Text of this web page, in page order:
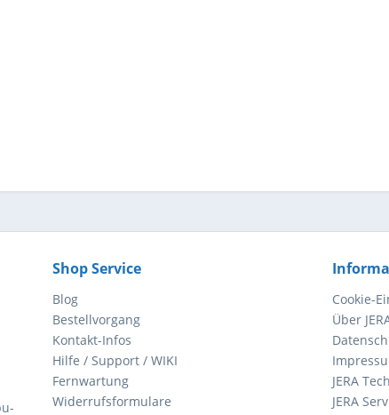
Shop Service
Blog
Bestellvorgang
Kontakt-Infos
Hilfe / Support / WIKI
Fernwartung
Widerrufsformulare
Cookie-
Über
JERA
JERA